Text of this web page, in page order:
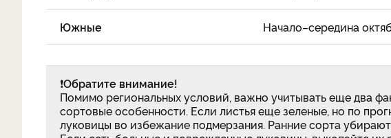
Южные Начало–середина
❗Обратите внимание!
Помимо региональных условий, важно учитывать еще два
сортовые особенности. Если листья еще зеленые, но по
луковицы во избежание подмерзания. Ранние сорта